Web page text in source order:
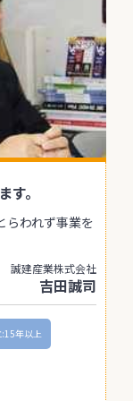
。
らわれず事業を
誠建産業株式会社
吉田誠司
年以上